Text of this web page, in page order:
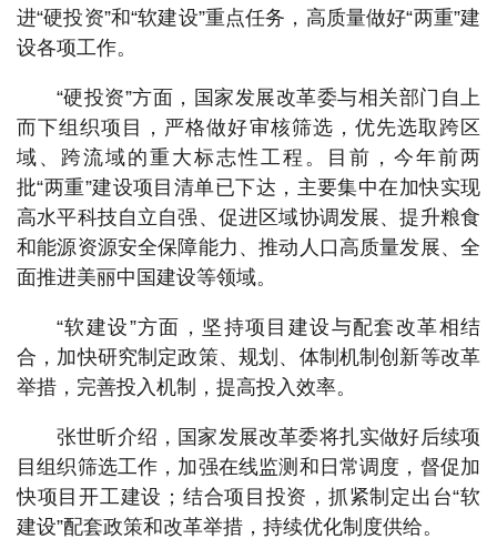
进“硬投资”和“软建设”重点任务，高质量做好“两重”建
设各项工作。
“硬投资”方面，国家发展改革委与相关部门自上
而下组织项目，严格做好审核筛选，优先选取跨区
域、跨流域的重大标志性工程。目前，今年前两
批“两重”建设项目清单已下达，主要集中在加快实现
高水平科技自立自强、促进区域协调发展、提升粮食
和能源资源安全保障能力、推动人口高质量发展、全
面推进美丽中国建设等领域。
“软建设”方面，坚持项目建设与配套改革相结
合，加快研究制定政策、规划、体制机制创新等改革
举措，完善投入机制，提高投入效率。
张世昕介绍，国家发展改革委将扎实做好后续项
目组织筛选工作，加强在线监测和日常调度，督促加
快项目开工建设；结合项目投资，抓紧制定出台“软
建设”配套政策和改革举措，持续优化制度供给。